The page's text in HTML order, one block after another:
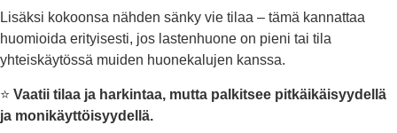
Lisäksi kokoonsa nähden sänky vie tilaa – tämä kannattaa
huomioida erityisesti, jos lastenhuone on pieni tai tila
yhteiskäytössä muiden huonekalujen kanssa.
⭐ Vaatii tilaa ja harkintaa, mutta palkitsee pitkäikäisyydellä
ja monikäyttöisyydellä.